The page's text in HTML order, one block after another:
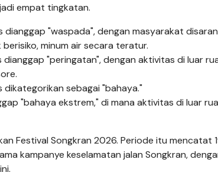
empat tingkatan.
dianggap "waspada", dengan masyarakat
minum air secara teratur.
dianggap "peringatan", dengan aktivitas di luar
dikategorikan sebagai "bahaya."
"bahaya ekstrem," di mana aktivitas di luar
Festival Songkran 2026. Periode itu mencatat
kampanye keselamatan jalan Songkran,